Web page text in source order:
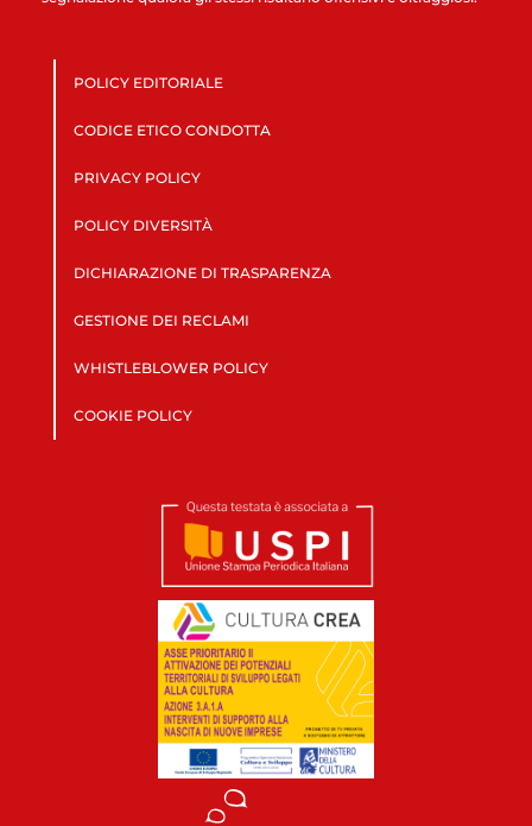
POLICY EDITORIALE
CODICE ETICO CONDOTTA
PRIVACY POLICY
POLICY DIVERSITÀ
DICHIARAZIONE DI TRASPARENZA
GESTIONE DEI RECLAMI
WHISTLEBLOWER POLICY
COOKIE POLICY